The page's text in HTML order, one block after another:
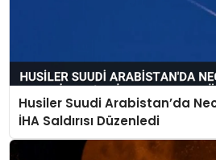
Husiler Suudi Arabistan’da
İHA Saldırısı Düzenledi